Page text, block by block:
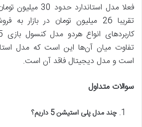
فعلا مدل استاندارد
تقریبا 26 میلیون تومان در
تفاوت میان آن‌ها این است که مدل
است و مدل دیجیتال فاقد آن است.
سوالات متداول
چند مدل پلی استیشن 5 داریم؟